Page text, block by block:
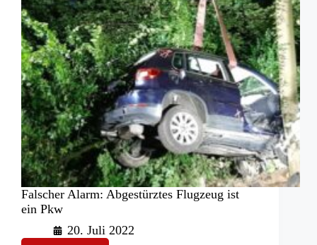
Falscher Alarm: Abgestürztes Flugzeug ist
ein Pkw
20. Juli 2022